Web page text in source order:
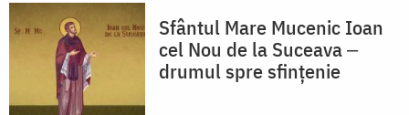
Sfântul Mare Mucenic Ioan
cel Nou de la Suceava ‒
drumul spre sfințenie